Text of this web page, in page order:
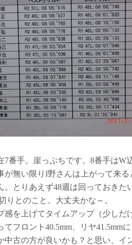
7番手。崖っぷちです。8番手はW
が無い限りI野さんは上がって来
。とりあえず48週は回っておきた
りとのこと。大丈夫かな～。
感を上げてタイムアップ（少し
てフロント40.5mm、リヤ41.5mm
中古の方が良いかも？と思い、イ